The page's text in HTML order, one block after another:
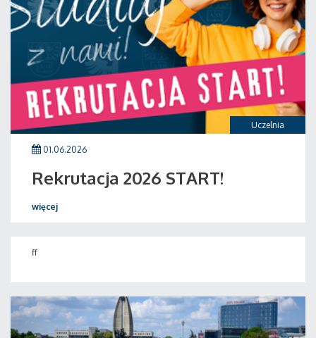
Uczelnia
01.06.2026
Rekrutacja 2026 START!
więcej
ff